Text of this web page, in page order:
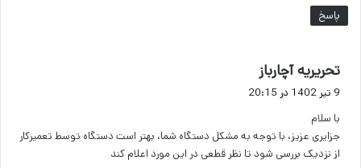
پاسخ
تحریریه آچارباز
ف
9 تیر 1402 در 20:15
با سلام
جزایری عزیز، با توجه به مشکل دستگاه شما، بهتر است دستگاه توسط تعمیرکار
از نزدیک بررسی شود تا نظر قطعی در این مورد اعلام کند